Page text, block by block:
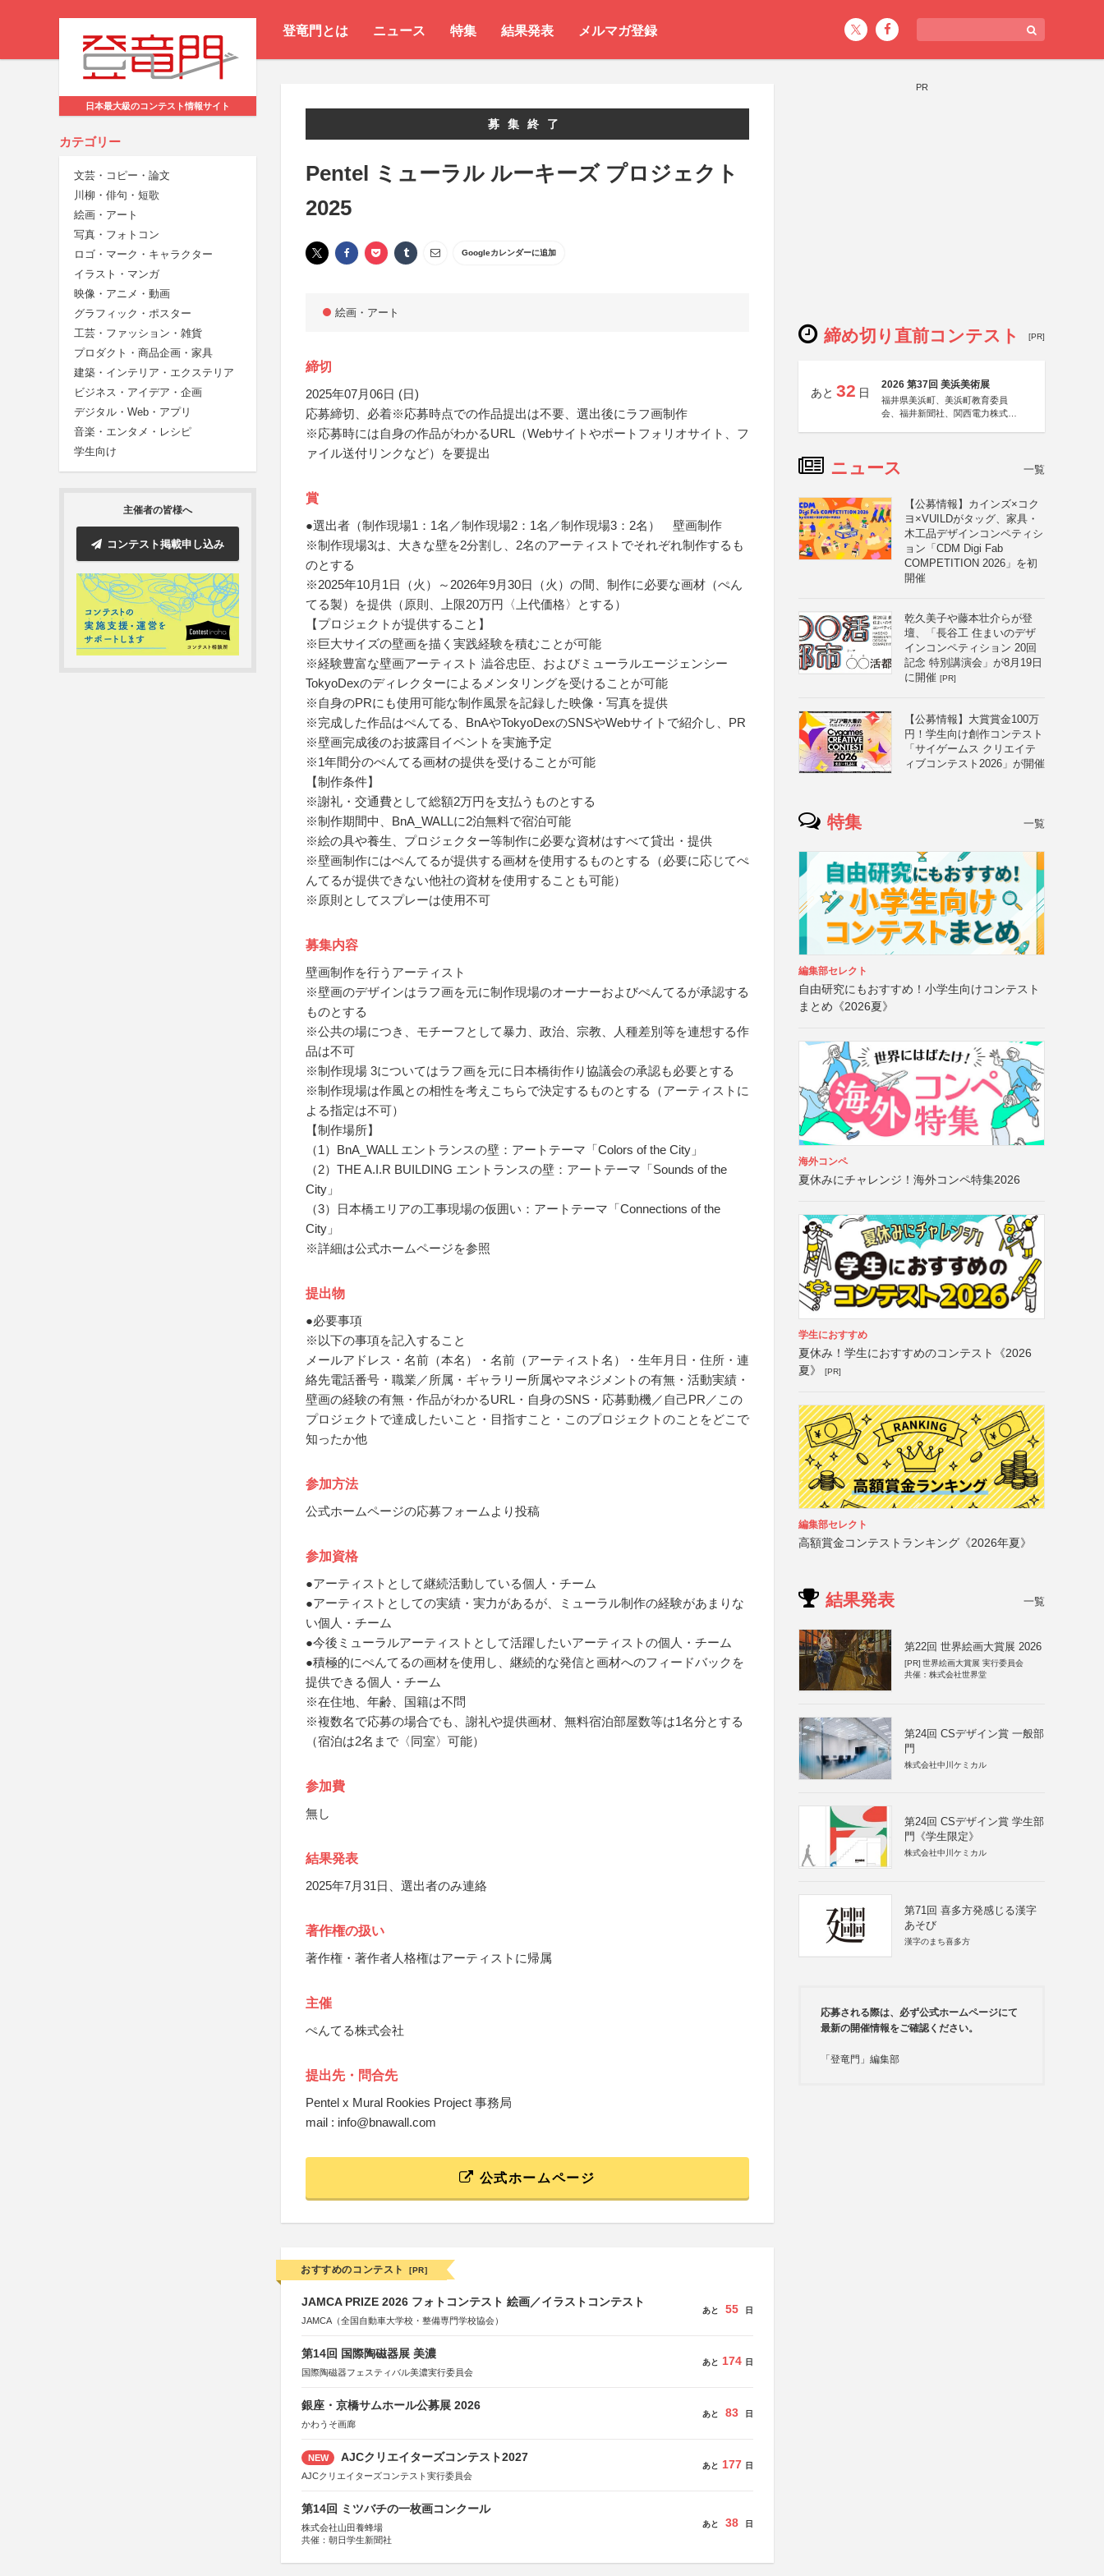
登竜門とは ニュース 特集 結果発表 メルマガ登録
日本最大級のコンテスト情報サイト
カテゴリー
文芸・コピー・論文
川柳・俳句・短歌
絵画・アート
写真・フォトコン
ロゴ・マーク・キャラクター
イラスト・マンガ
映像・アニメ・動画
グラフィック・ポスター
工芸・ファッション・雑貨
プロダクト・商品企画・家具
建築・インテリア・エクステリア
ビジネス・アイデア・企画
デジタル・Web・アプリ
音楽・エンタメ・レシピ
学生向け
主催者の皆様へ
コンテスト掲載申し込み
募集終了
Pentel ミューラル ルーキーズ プロジェクト
2025
Googleカレンダーに追加
絵画・アート
締切
2025年07月06日 (日)
応募締切、必着※応募時点での作品提出は不要、選出後にラフ画制作
※応募時には自身の作品がわかるURL（Webサイトやポートフォリオサイト、フ
ァイル送付リンクなど）を要提出
賞
●選出者（制作現場1：1名／制作現場2：1名／制作現場3：2名） 壁画制作
※制作現場3は、大きな壁を2分割し、2名のアーティストでそれぞれ制作するも
のとする
※2025年10月1日（火）～2026年9月30日（火）の間、制作に必要な画材（ぺん
てる製）を提供（原則、上限20万円〈上代価格〉とする）
【プロジェクトが提供すること】
※巨大サイズの壁画を描く実践経験を積むことが可能
※経験豊富な壁画アーティスト 澁谷忠臣、およびミューラルエージェンシー
TokyoDexのディレクターによるメンタリングを受けることが可能
※自身のPRにも使用可能な制作風景を記録した映像・写真を提供
※完成した作品はぺんてる、BnAやTokyoDexのSNSやWebサイトで紹介し、PR
※壁画完成後のお披露目イベントを実施予定
※1年間分のぺんてる画材の提供を受けることが可能
【制作条件】
※謝礼・交通費として総額2万円を支払うものとする
※制作期間中、BnA_WALLに2泊無料で宿泊可能
※絵の具や養生、プロジェクター等制作に必要な資材はすべて貸出・提供
※壁画制作にはぺんてるが提供する画材を使用するものとする（必要に応じてぺ
んてるが提供できない他社の資材を使用することも可能）
※原則としてスプレーは使用不可
募集内容
壁画制作を行うアーティスト
※壁画のデザインはラフ画を元に制作現場のオーナーおよびぺんてるが承認する
ものとする
※公共の場につき、モチーフとして暴力、政治、宗教、人種差別等を連想する作
品は不可
※制作現場 3についてはラフ画を元に日本橋街作り協議会の承認も必要とする
※制作現場は作風との相性を考えこちらで決定するものとする（アーティストに
よる指定は不可）
【制作場所】
（1）BnA_WALL エントランスの壁：アートテーマ「Colors of the City」
（2）THE A.I.R BUILDING エントランスの壁：アートテーマ「Sounds of the
City」
（3）日本橋エリアの工事現場の仮囲い：アートテーマ「Connections of the
City」
※詳細は公式ホームページを参照
提出物
●必要事項
※以下の事項を記入すること
メールアドレス・名前（本名）・名前（アーティスト名）・生年月日・住所・連
絡先電話番号・職業／所属・ギャラリー所属やマネジメントの有無・活動実績・
壁画の経験の有無・作品がわかるURL・自身のSNS・応募動機／自己PR／この
プロジェクトで達成したいこと・目指すこと・このプロジェクトのことをどこで
知ったか他
参加方法
公式ホームページの応募フォームより投稿
参加資格
●アーティストとして継続活動している個人・チーム
●アーティストとしての実績・実力があるが、ミューラル制作の経験があまりな
い個人・チーム
●今後ミューラルアーティストとして活躍したいアーティストの個人・チーム
●積極的にぺんてるの画材を使用し、継続的な発信と画材へのフィードバックを
提供できる個人・チーム
※在住地、年齢、国籍は不問
※複数名で応募の場合でも、謝礼や提供画材、無料宿泊部屋数等は1名分とする
（宿泊は2名まで〈同室〉可能）
参加費
無し
結果発表
2025年7月31日、選出者のみ連絡
著作権の扱い
著作権・著作者人格権はアーティストに帰属
主催
ぺんてる株式会社
提出先・問合先
Pentel x Mural Rookies Project 事務局
mail : info@bnawall.com
公式ホームページ
おすすめのコンテスト [PR]
JAMCA PRIZE 2026 フォトコンテスト 絵画／イラストコンテスト
JAMCA（全国自動車大学校・整備専門学校協会）
あと 55 日
第14回 国際陶磁器展 美濃
国際陶磁器フェスティバル美濃実行委員会
あと 174 日
銀座・京橋サムホール公募展 2026
かわうそ画廊
あと 83 日
NEW AJCクリエイターズコンテスト2027
AJCクリエイターズコンテスト実行委員会
あと 177 日
第14回 ミツバチの一枚画コンクール
株式会社山田養蜂場
共催：朝日学生新聞社
あと 38 日
PR
締め切り直前コンテスト [PR]
あと 32 日
2026 第37回 美浜美術展
福井県美浜町、美浜町教育委員
会、福井新聞社、関西電力株式会
ニュース 一覧
【公募情報】カインズ×コク
ヨ×VUILDがタッグ、家具・
木工品デザインコンペティシ
ョン「CDM Digi Fab
COMPETITION 2026」を初
開催
乾久美子や藤本壮介らが登
壇、「長谷工 住まいのデザ
インコンペティション 20回
記念 特別講演会」が8月19日
に開催 [PR]
【公募情報】大賞賞金100万
円！学生向け創作コンテスト
「サイゲームス クリエイテ
ィブコンテスト2026」が開催
特集 一覧
編集部セレクト
自由研究にもおすすめ！小学生向けコンテスト
まとめ《2026夏》
海外コンペ
夏休みにチャレンジ！海外コンペ特集2026
学生におすすめ
夏休み！学生におすすめのコンテスト《2026
夏》
[PR]
編集部セレクト
高額賞金コンテストランキング《2026年夏》
結果発表 一覧
第22回 世界絵画大賞展 2026
[PR] 世界絵画大賞展 実行委員会
共催：株式会社世界堂
第24回 CSデザイン賞 一般部
門
株式会社中川ケミカル
第24回 CSデザイン賞 学生部
門《学生限定》
株式会社中川ケミカル
第71回 喜多方発感じる漢字
あそび
漢字のまち喜多方
応募される際は、必ず公式ホームページにて
最新の開催情報をご確認ください。
「登竜門」編集部